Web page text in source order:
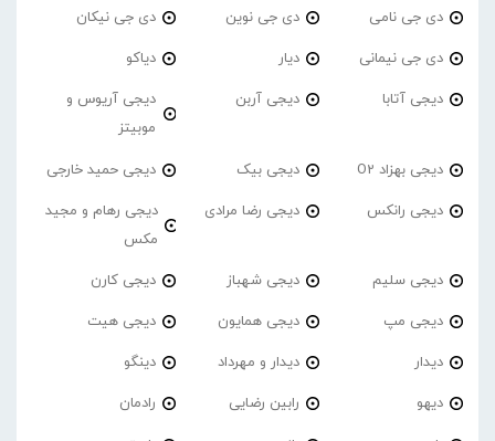
دی جی نامی دی جی نوین دی جی نیکان
دی جی نیمانی دیار دیاکو
دیجی آتابا دیجی آربن
دیجی آریوس و
موبیتز
دیجی بهزاد O2 دیجی بیک دیجی حمید خارجی
دیجی رانکس دیجی رضا مرادی
دیجی رهام و مجید
مکس
دیجی سلیم دیجی شهباز دیجی کارن
دیجی مپ دیجی همایون دیجی هیت
دیدار دیدار و مهرداد دینگو
دیهو رابین رضایی رادمان